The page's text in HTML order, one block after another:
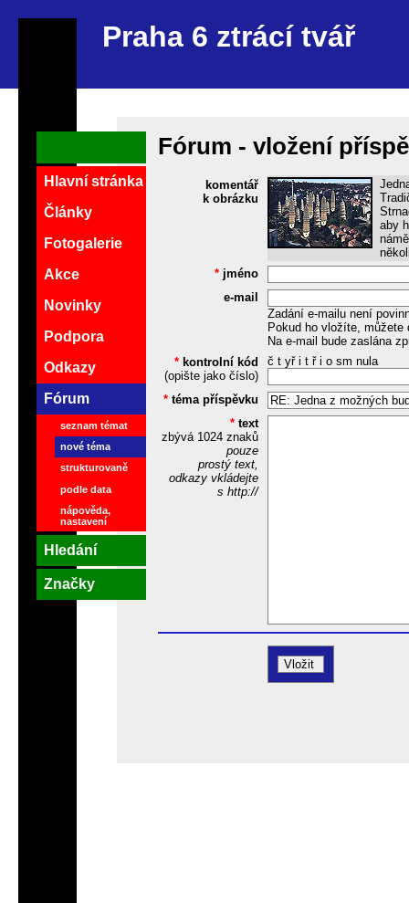
Praha 6 ztrácí tvář
Fórum - vložení
komentář
k obrázku
aby
* jméno
e-mail
Zadání e-mailu není
Pokud ho vložíte,
Na e-mail bude zaslána
* kontrolní kód
(opište jako číslo)
č t yř i t ř i o sm nula
* téma příspěvku
* text
zbývá 1024znaků
pouze
prostý text,
odkazy vkládejte
s http://
Hlavní stránka
Články
Fotogalerie
Akce
Novinky
Podpora
Odkazy
Fórum
seznam témat
nové téma
strukturovaně
podle data
nápověda,
nastavení
Hledání
Značky